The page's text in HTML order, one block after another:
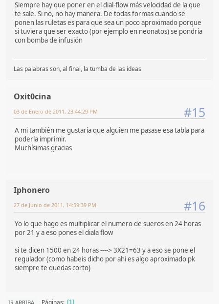
Siempre hay que poner en el dial-flow más velocidad de la que
te sale. Si no, no hay manera. De todas formas cuando se
ponen las ruletas es para que sea un poco aproximado porque
si tuviera que ser exacto (por ejemplo en neonatos) se pondría
con bomba de infusión
Las palabras son, al final, la tumba de las ideas
Oxit0cina
#15
03 de Enero de 2011, 23:44:29 PM
A mi también me gustaría que alguien me pasase esa tabla para
poderla imprimir.
Muchísimas gracias
Iphonero
#16
27 de Junio de 2011, 14:59:39 PM
Yo lo que hago es multiplicar el numero de sueros en 24 horas
por 21 y a eso pones el diala flow
si te dicen 1500 en 24 horas ----> 3X21=63 y a eso se pone el
regulador (como habeis dicho por ahi es algo aproximado pk
siempre te quedas corto)
IR ARRIBA 1